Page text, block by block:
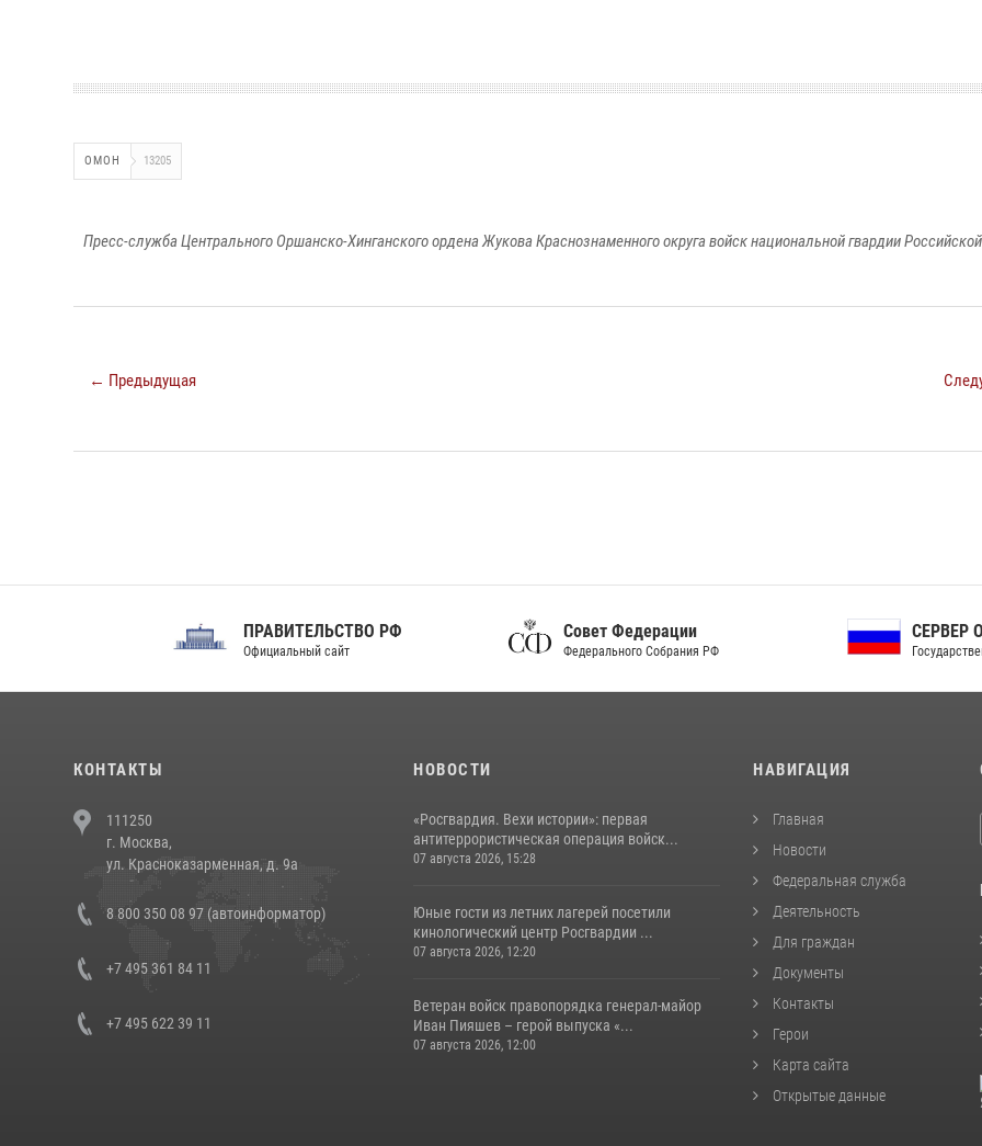
ОМОН 13205
Пресс-служба Центрального Оршанско-Хинганского ордена Жукова Краснознаменного округа войск национальной гвардии
← Предыдущая
ПРАВИТЕЛЬСТВО РФ
Официальный сайт
Совет Федерации
Федерального Собрания РФ
СЕРВЕР ОРГАНОВ
Государственной власти РФ
КОНТАКТЫ
111250
г. Москва,
ул. Красноказарменная, д. 9а
8 800 350 08 97 (автоинформатор)
+7 495 361 84 11
+7 495 622 39 11
НОВОСТИ
«Росгвардия. Вехи истории»: первая
антитеррористическая операция войск...
07 августа 2026, 15:28
Юные гости из летних лагерей посетили
кинологический центр Росгвардии ...
07 августа 2026, 12:20
Ветеран войск правопорядка генерал-майор
Иван Пияшев – герой выпуска «...
07 августа 2026, 12:00
НАВИГАЦИЯ
Главная
Новости
Федеральная служба
Деятельность
Для граждан
Документы
Контакты
Герои
Карта сайта
Открытые данные